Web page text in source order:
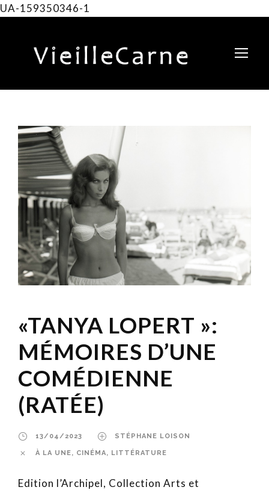
UA-159350346-1
«TANYA LOPERT »:
MÉMOIRES D’UNE
COMÉDIENNE
(RATÉE)
13/04/2023 STÉPHANE LOISON
À LA UNE, CINÉMA, LITTÉRATURE
Edition l’Archipel, Collection Arts et